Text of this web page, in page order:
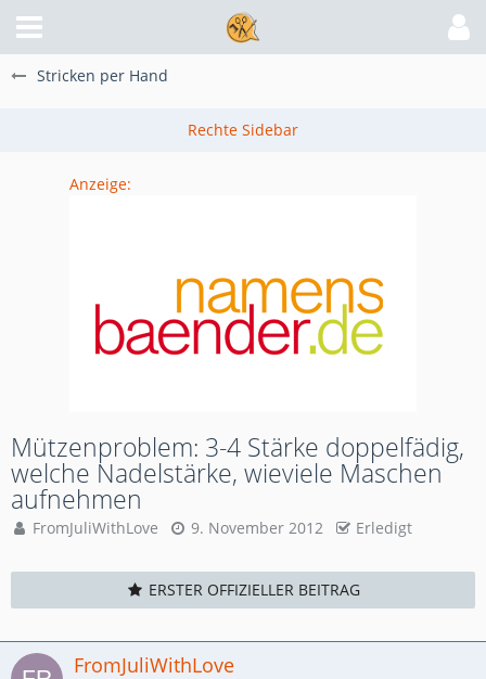
Stricken per Hand
Anzeige:
Mützenproblem: 3-4 Stärke doppelfädig,
welche Nadelstärke, wieviele Maschen
aufnehmen
FromJuliWithLove 9. November 2012 Erledigt
ERSTER OFFIZIELLER BEITRAG
FromJuliWithLove